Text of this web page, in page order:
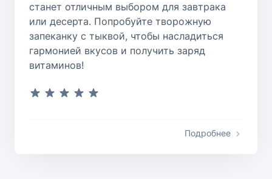
станет отличным выбором для завтрака
или десерта. Попробуйте творожную
запеканку с тыквой, чтобы насладиться
гармонией вкусов и получить заряд
витаминов!
Подробнее